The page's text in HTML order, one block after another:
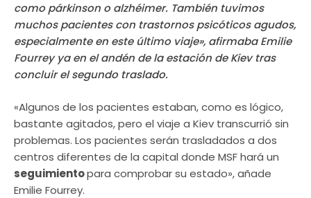
como párkinson o alzhéimer. También tuvimos
muchos pacientes con trastornos psicóticos agudos,
especialmente en este último viaje», afirmaba Emilie
Fourrey ya en el andén de la estación de Kiev tras
concluir el segundo traslado.
«Algunos de los pacientes estaban, como es lógico,
bastante agitados, pero el viaje a Kiev transcurrió sin
problemas. Los pacientes serán trasladados a dos
centros diferentes de la capital donde MSF hará un
seguimientopara comprobar su estado», añade
Emilie Fourrey.